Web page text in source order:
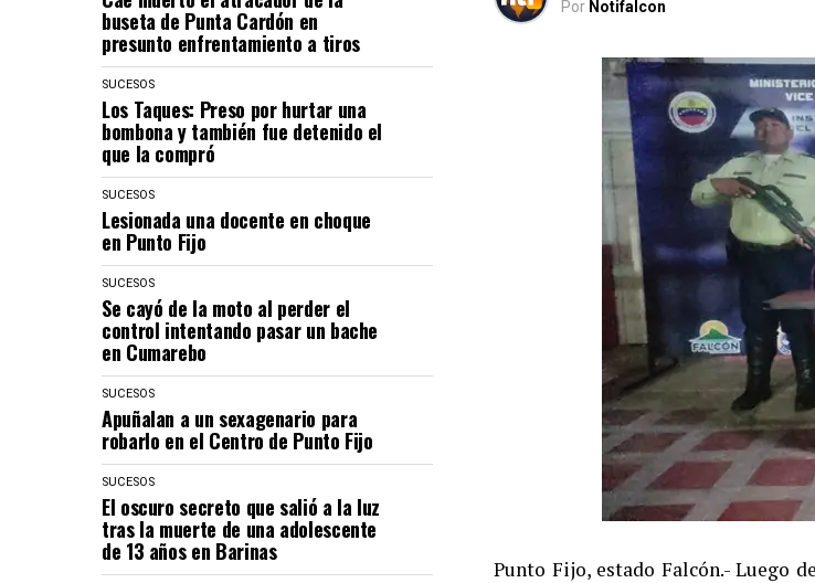
buseta de Punta Cardón en
presunto enfrentamiento a tiros
SUCESOS
Los Taques: Preso por hurtar una
bombona y también fue detenido el
que la compró
SUCESOS
Lesionada una docente en choque
en Punto Fijo
SUCESOS
Se cayó de la moto al perder el
control intentando pasar un bache
en Cumarebo
SUCESOS
Apuñalan a un sexagenario para
robarlo en el Centro de Punto Fijo
SUCESOS
El oscuro secreto que salió a la luz
tras la muerte de una adolescente
de 13 años en Barinas
Por Notifalcon
Punto Fijo, estado Falcón.- Luego